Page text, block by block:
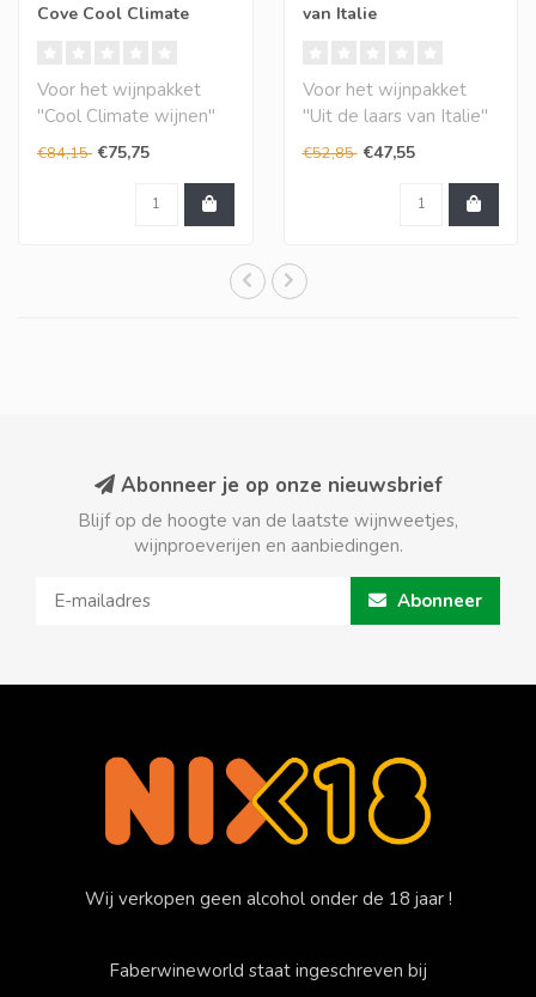
Cove Cool Climate
Voor het wijnpakket
"Cool Climate wijnen"
heeft ons proefpanel
€84,15 €75,75
van Italie
Voor het wijnpakket
"Uit de laars van Italie"
heeft ons proefpanel
€52,85 €47,55
Abonneer je op onze nieuwsbrief
Blijf op de hoogte van de laatste wijnweetjes,
wijnproeverijen en aanbiedingen.
Abonneer
Wij verkopen geen alcohol onder de 18 jaar !
Faberwineworld staat ingeschreven bij